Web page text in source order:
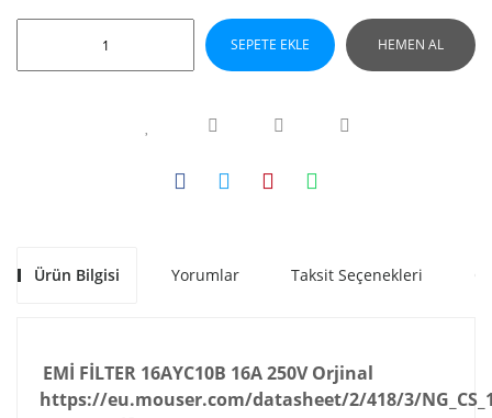
SEPETE EKLE HEMEN AL
Ürün Bilgisi Yorumlar Taksit Seçenekleri
EMİ FİLTER 16AYC10B 16A 250V Orjinal
https://eu.mouser.com/datasheet/2/418/3/